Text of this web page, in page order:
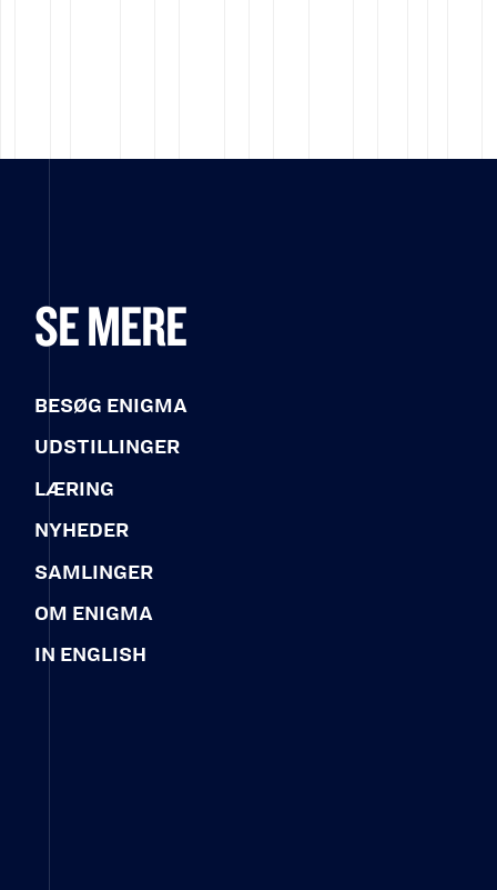
SE MERE
BESØG ENIGMA
UDSTILLINGER
LÆRING
NYHEDER
SAMLINGER
OM ENIGMA
IN ENGLISH